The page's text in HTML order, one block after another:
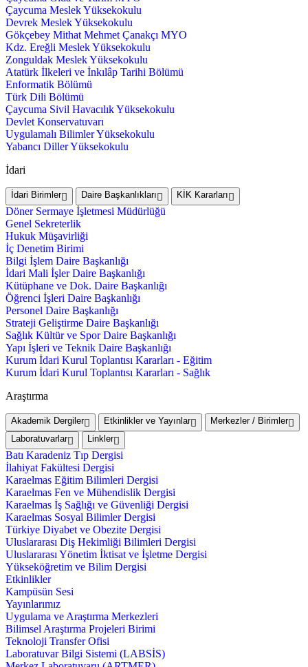
Çaycuma Meslek Yüksekokulu
Devrek Meslek Yüksekokulu
Gökçebey Mithat Mehmet Çanakçı MYO
Kdz. Ereğli Meslek Yüksekokulu
Zonguldak Meslek Yüksekokulu
Atatürk İlkeleri ve İnkılâp Tarihi Bölümü
Enformatik Bölümü
Türk Dili Bölümü
Çaycuma Sivil Havacılık Yüksekokulu
Devlet Konservatuvarı
Uygulamalı Bilimler Yüksekokulu
Yabancı Diller Yüksekokulu
İdari
İdari Birimler Daire Başkanlıkları KİK Kararları
Döner Sermaye İşletmesi Müdürlüğü
Genel Sekreterlik
Hukuk Müşavirliği
İç Denetim Birimi
Bilgi İşlem Daire Başkanlığı
İdari Mali İşler Daire Başkanlığı
Kütüphane ve Dok. Daire Başkanlığı
Öğrenci İşleri Daire Başkanlığı
Personel Daire Başkanlığı
Strateji Geliştirme Daire Başkanlığı
Sağlık Kültür ve Spor Daire Başkanlığı
Yapı İşleri ve Teknik Daire Başkanlığı
Kurum İdari Kurul Toplantısı Kararları - Eğitim
Kurum İdari Kurul Toplantısı Kararları - Sağlık
Araştırma
Akademik Dergiler Etkinlikler ve Yayınlar
Merkezler / Birimler
Laboratuvarlar
Linkler
Batı Karadeniz Tıp Dergisi
İlahiyat Fakültesi Dergisi
Karaelmas Eğitim Bilimleri Dergisi
Karaelmas Fen ve Mühendislik Dergisi
Karaelmas İş Sağlığı ve Güvenliği Dergisi
Karaelmas Sosyal Bilimler Dergisi
Türkiye Diyabet ve Obezite Dergisi
Uluslararası Diş Hekimliği Bilimleri Dergisi
Uluslararası Yönetim İktisat ve İşletme Dergisi
Yükseköğretim ve Bilim Dergisi
Etkinlikler
Kampüsün Sesi
Yayınlarımız
Uygulama ve Araştırma Merkezleri
Bilimsel Araştırma Projeleri Birimi
Teknoloji Transfer Ofisi
Laboratuvar Bilgi Sistemi (LABSİS)